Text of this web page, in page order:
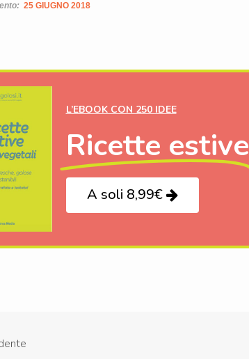
25 GIUGNO 2018
L’EBOOK CON 250 IDEE
Ricette estive
A soli 8,99€